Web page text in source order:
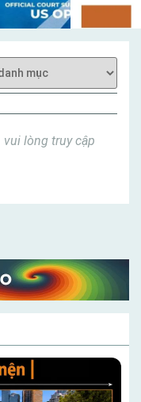
vui lòng truy cập